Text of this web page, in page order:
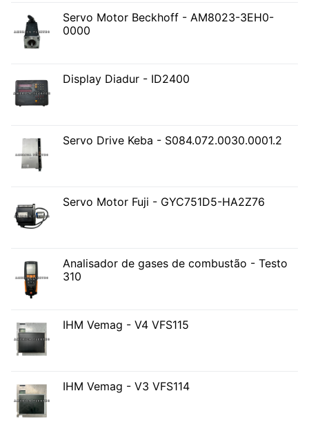
Servo Motor Beckhoff - AM8023-3EH0-
0000
Display Diadur - ID2400
Servo Drive Keba - S084.072.0030.0001.2
Servo Motor Fuji - GYC751D5-HA2Z76
Analisador de gases de combustão - Testo
310
IHM Vemag - V4 VFS115
IHM Vemag - V3 VFS114